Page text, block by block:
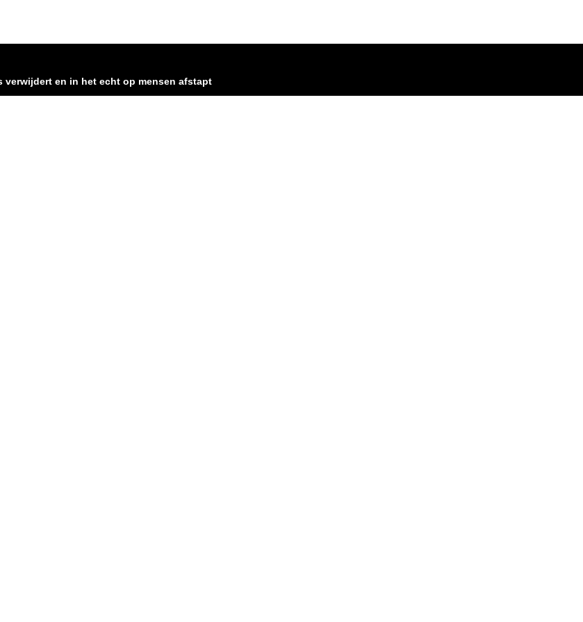
verwijdert en in het echt op mensen afstapt